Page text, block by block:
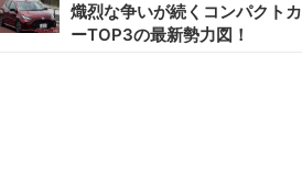
熾烈な争いが続くコンパクトカ
ーTOP3の最新勢力図！